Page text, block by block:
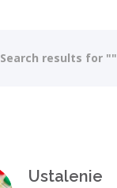
Search results for ""
Ustalenie